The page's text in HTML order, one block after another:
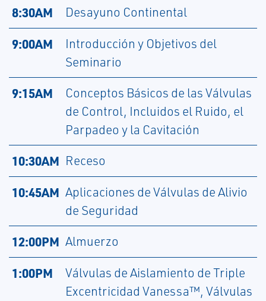
8:30AM Desayuno Continental
9:00AM
Introducción y Objetivos del
Seminario
9:15AM
Conceptos Básicos de las Válvulas
de Control, Incluidos el Ruido, el
Parpadeo y la Cavitación
10:30AM Receso
10:45AM Aplicaciones de Válvulas de Alivio
de Seguridad
12:00PM Almuerzo
1:00PM
Válvulas de Aislamiento de Triple
Excentricidad Vanessa™, Válvulas